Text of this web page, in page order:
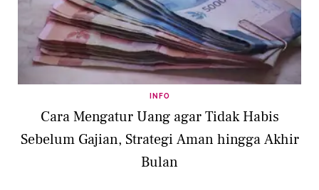
INFO
Cara Mengatur Uang agar Tidak Habis
Sebelum Gajian, Strategi Aman hingga Akhir
Bulan